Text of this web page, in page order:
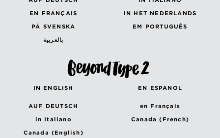
EN FRANÇAIS
IN HET NEDERLANDS
PÅ SVENSKA
EM PORTUGUÊS
بالعربية
IN ENGLISH EN ESPANOL
AUF DEUTSCH
en Français
in Italiano
Canada (French)
Canada (English)